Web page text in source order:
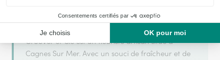
Groover et Cie est un fleuriste artisan situé à
Cagnes Sur Mer. Avec un souci de fraîcheur et de